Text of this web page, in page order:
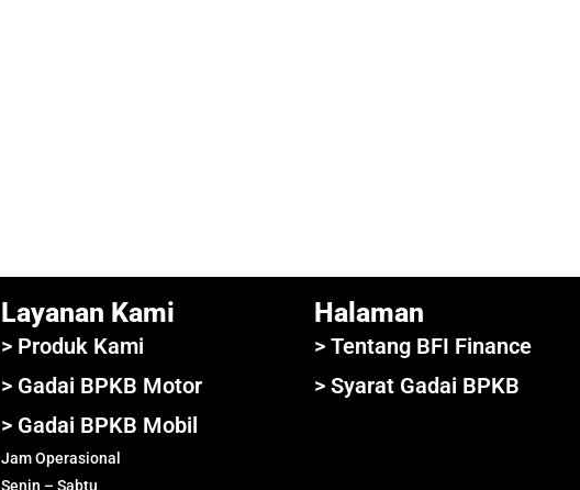
Layanan Kami
> Produk Kami
> Gadai BPKB Motor
> Gadai BPKB Mobil
Jam Operasional
Senin – Sabtu
Halaman
> Tentang BFI Finance
> Syarat Gadai BPKB